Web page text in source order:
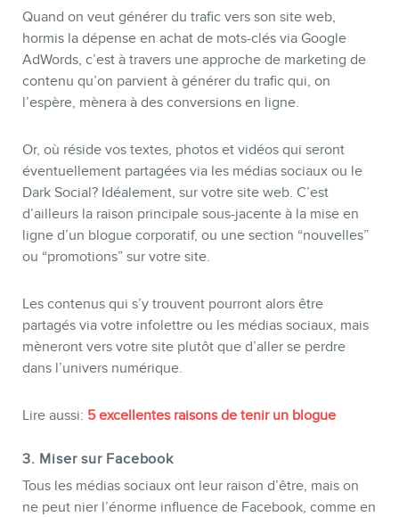
Quand on veut générer du trafic vers son site web,
hormis la dépense en achat de mots-clés via Google
AdWords, c’est à travers une approche de marketing de
contenu qu’on parvient à générer du trafic qui, on
l’espère, mènera à des conversions en ligne.
Or, où réside vos textes, photos et vidéos qui seront
éventuellement partagées via les médias sociaux ou le
Dark Social? Idéalement, sur votre site web. C’est
d’ailleurs la raison principale sous-jacente à la mise en
ligne d’un blogue corporatif, ou une section “nouvelles”
ou “promotions” sur votre site.
Les contenus qui s’y trouvent pourront alors être
partagés via votre infolettre ou les médias sociaux, mais
mèneront vers votre site plutôt que d’aller se perdre
dans l’univers numérique.
Lire aussi: 5 excellentes raisons de tenir un blogue
3. Miser sur Facebook
Tous les médias sociaux ont leur raison d’être, mais on
ne peut nier l’énorme influence de Facebook, comme en